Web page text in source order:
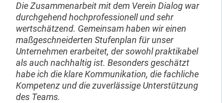
Die Zusammenarbeit mit dem Verein Dialog war
durchgehend hochprofessionell und sehr
wertschätzend. Gemeinsam haben wir einen
maßgeschneiderten Stufenplan für unser
Unternehmen erarbeitet, der sowohl praktikabel
als auch nachhaltig ist. Besonders geschätzt
habe ich die klare Kommunikation, die fachliche
Kompetenz und die zuverlässige Unterstützung
des Teams.